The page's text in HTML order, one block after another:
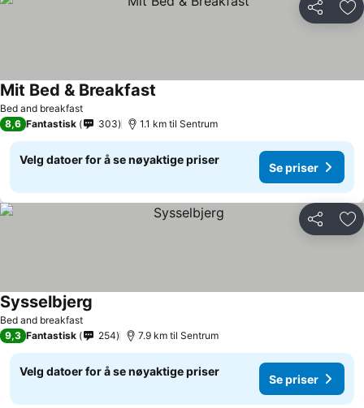
Del
Bed and breakfast
Mit Bed & Breakfast
8,6 Fantastisk 303 1.1 km til Sentrum
Velg datoer for å se nøyaktige priser
Se priser
Del
Bed and breakfast
Sysselbjerg
9,3 Fantastisk 254 7.9 km til Sentrum
Velg datoer for å se nøyaktige priser
Se priser